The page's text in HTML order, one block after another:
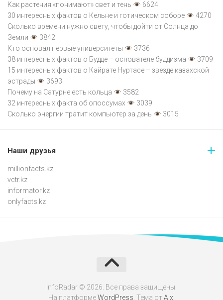
Как растения «понимают» свет и тень
6624
30 интересных фактов о Кельне и готическом соборе
4270
Сколько времени нужно свету, чтобы дойти от Солнца до
Земли
3842
Кто основал первые университеты
3736
38 интересных фактов о Будде – основателе буддизма
3709
15 интересных фактов о Кайрате Нуртасе – звезде казахской
эстрады
3693
Почему на Сатурне есть кольца
3582
32 интересных факта об опоссумах
3039
Сколько энергии тратит компьютер за день
3015
Наши друзья
millionfacts.kz
vctr.kz
informator.kz
onlyfacts.kz
InfoRadar © 2026. Все права защищены.
На платформеWordPress. Тема отAlx.